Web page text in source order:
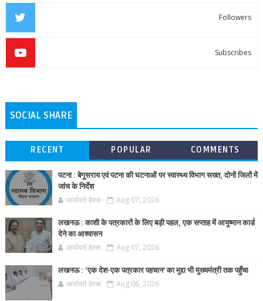
Followers
Subscribes
SOCIAL SHARE
RECENT POPULAR COMMENTS
पटना : बेगूसराय एवं पटना की घटनाओं पर स्वास्थ्य विभाग सख्त, दोनों जिलों में
जांच के निर्देश
आर्यावर्त डेस्क Aug 07, 2026
लखनऊ : काशी के पत्रकारों के लिए बड़ी पहल, एक सप्ताह में आयुष्मान कार्ड
देने का आश्वासन
आर्यावर्त डेस्क Aug 07, 2026
लखनऊ : ‘एक देश-एक पत्रकार पहचान’ का मुद्दा भी मुख्यमंत्री तक पहुँचा
आर्यावर्त डेस्क Aug 06, 2026